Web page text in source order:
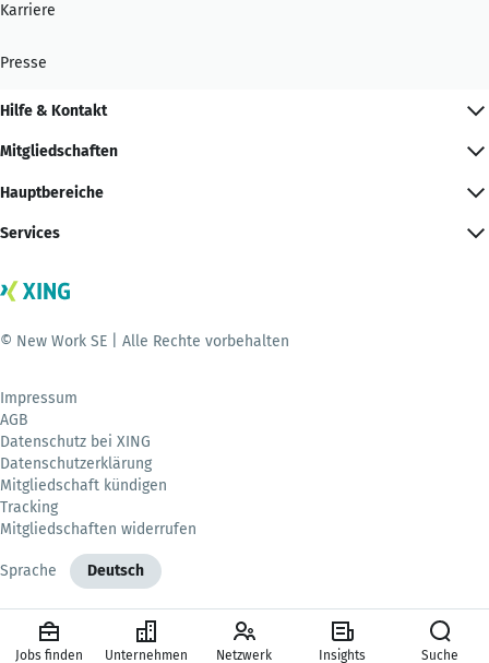
Karriere
Presse
Hilfe & Kontakt
Mitgliedschaften
Hauptbereiche
Services
© New Work SE | Alle Rechte vorbehalten
Impressum
AGB
Datenschutz bei XING
Datenschutzerklärung
Mitgliedschaft kündigen
Tracking
Mitgliedschaften widerrufen
Sprache Deutsch
Jobs finden Unternehmen Netzwerk Insights Suche